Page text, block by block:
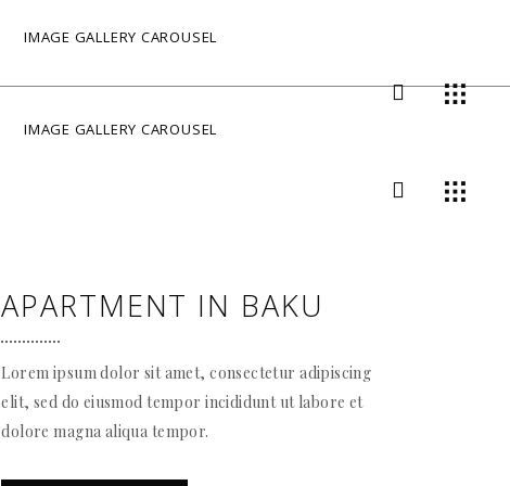
IMAGE GALLERY CAROUSEL
IMAGE GALLERY CAROUSEL
APARTMENT IN BAKU
Lorem ipsum dolor sit amet, consectetur adipiscing
elit, sed do eiusmod tempor incididunt ut labore et
dolore magna aliqua tempor.